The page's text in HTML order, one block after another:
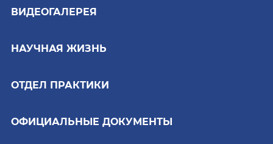
ВИДЕОГАЛЕРЕЯ
НАУЧНАЯ ЖИЗНЬ
ОТДЕЛ ПРАКТИКИ
ОФИЦИАЛЬНЫЕ ДОКУМЕНТЫ